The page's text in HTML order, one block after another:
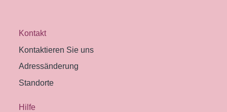
Kontakt
Kontaktieren Sie uns
Adressänderung
Standorte
Hilfe